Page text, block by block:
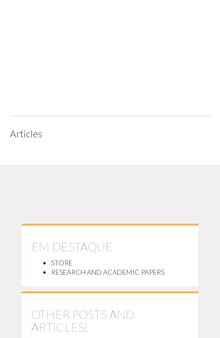
Articles
EM DESTAQUE
STORE
RESEARCH AND ACADEMIC PAPERS
OTHER POSTS AND
ARTICLES!